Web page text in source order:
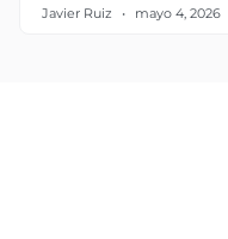
Javier Ruiz mayo 4, 2026